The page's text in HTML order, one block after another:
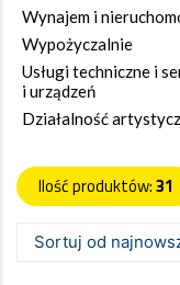
Wynajem i
Wypożyczalnie
Usługi techniczne i
i urządzeń
Działalność
Ilość produktów:31